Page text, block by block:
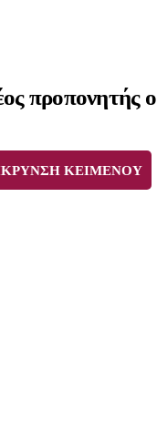
προπονητής ο
ΚΕΙΜΕΝΟΥ